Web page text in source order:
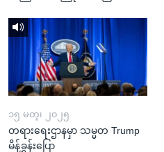
၁၅ မတ္၊ ၂၀၂၅
တရားရေးဌာနမှာ သမ္မတ Trump
မိန့်ခွန်းပြော